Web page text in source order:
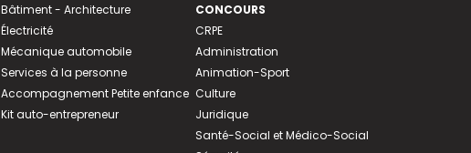
Bâtiment - Architecture
Électricité
Mécanique automobile
Services à la personne
Accompagnement Petite enfance
Kit auto-entrepreneur
CONCOURS
CRPE
Administration
Animation-Sport
Culture
Juridique
Santé-Social et Médico-Social